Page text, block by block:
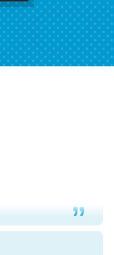
ろうなと凄く思
め。自分はこの流
ヌートバー